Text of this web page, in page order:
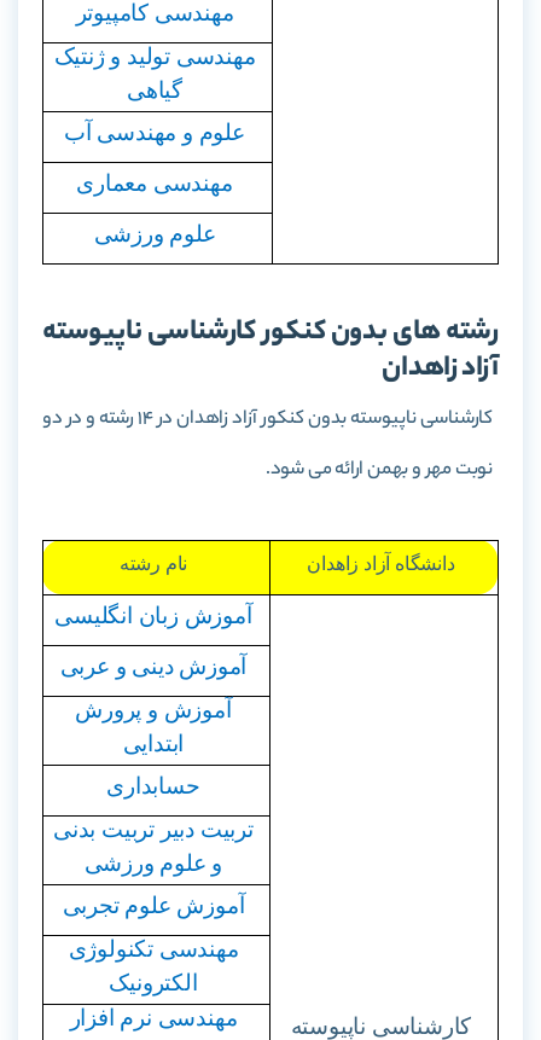
مهندسی کامپیوتر
مهندسی تولید و ژنتیک
گیاهی
علوم و مهندسی آب
مهندسی معماری
علوم ورزشی
رشته های بدون کنکور کارشناسی ناپیوسته
آزاد زاهدان
کارشناسی ناپیوسته بدون کنکور آزاد زاهدان در 14 رشته و در دو
نوبت مهر و بهمن ارائه می شود.
دانشگاه آزاد زاهدان نام رشته
کارشناسی ناپیوسته
آموزش زبان انگلیسی
آموزش دینی و عربی
آموزش و پرورش
ابتدایی
حسابداری
تربیت دبیر تربیت بدنی
و علوم ورزشی
آموزش علوم تجربی
مهندسی تکنولوژی
الکترونیک
مهندسی نرم افزار